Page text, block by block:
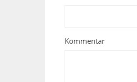
Kommentar